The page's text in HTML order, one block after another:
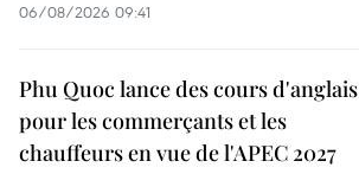
06/08/2026 09:41
Phu Quoc lance des cours d'anglais
pour les commerçants et les
chauffeurs en vue de l'APEC 2027